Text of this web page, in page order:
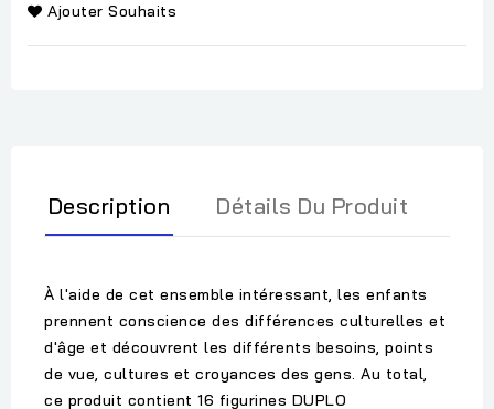
Ajouter Souhaits
Description Détails Du Produit
À l'aide de cet ensemble intéressant, les enfants
prennent conscience des différences culturelles et
d'âge et découvrent les différents besoins, points
de vue, cultures et croyances des gens. Au total,
ce produit contient 16 figurines DUPLO